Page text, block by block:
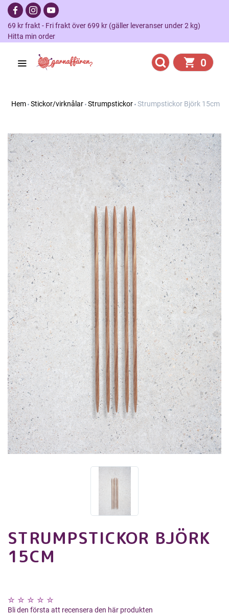
69 kr frakt - Fri frakt över 699 kr (gäller leveranser under 2 kg)
Hitta min order
0
Hem Stickor/virknålar Strumpstickor Strumpstickor Björk 15cm
STRUMPSTICKOR BJÖRK
15CM
Bli den första att recensera den här produkten